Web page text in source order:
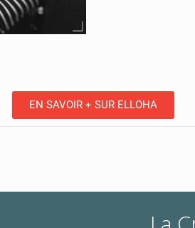
EN SAVOIR + SUR ELLOHA